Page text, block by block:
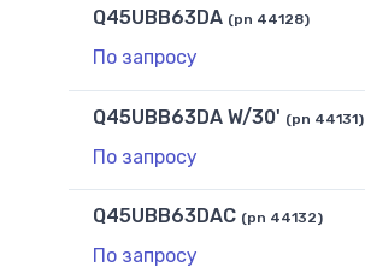
Q45UBB63DA (pn 44128)
По запросу
Q45UBB63DA W/30' (pn 44131)
По запросу
Q45UBB63DAC (pn 44132)
По запросу